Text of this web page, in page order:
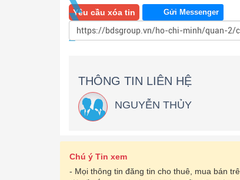
Yêu cầu xóa tin Gửi Messenger
THÔNG TIN LIÊN HỆ
NGUYỄN THỦY
Chú ý Tin xem
- Mọi thông tin đăng tin cho thuê, mua bán